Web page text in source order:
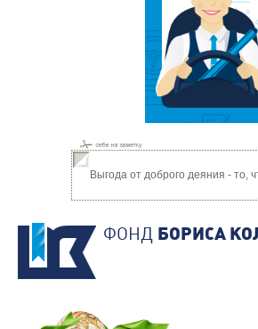
Выгода от доброго деяния - то,
ФОНД БОРИСА